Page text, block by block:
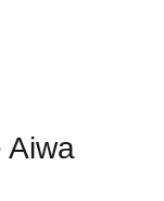
Aiwa